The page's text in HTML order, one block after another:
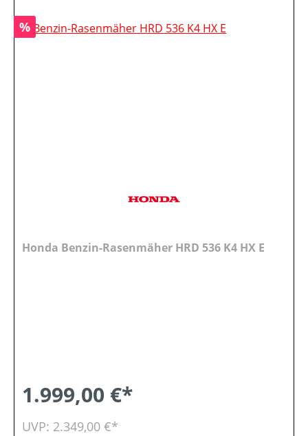
Rabatt
%
Honda Benzin-Rasenmäher HRD 536 K4 HX E
1.999,00 €*
UVP: 2.349,00 €*